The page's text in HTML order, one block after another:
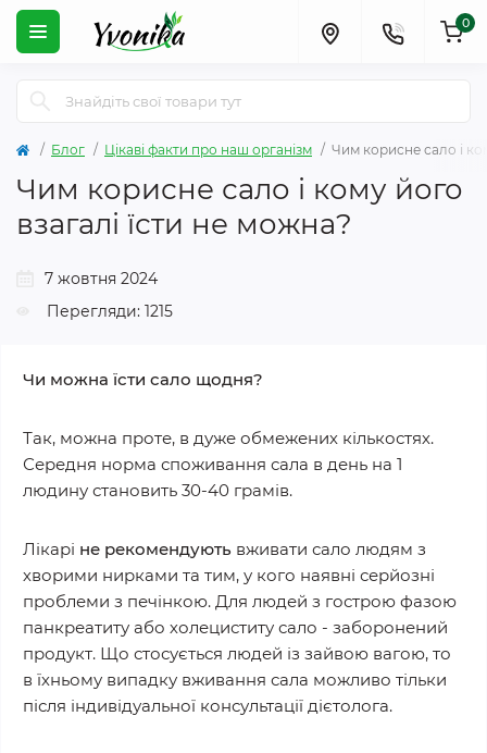
0
Блог Цікаві факти про наш організм Чим корисне сало і
Чим корисне сало і кому його
взагалі їсти не можна?
7 жовтня 2024
Перегляди: 1215
Чи можна їсти сало щодня?
Так, можна проте, в дуже обмежених кількостях.
Середня норма споживання сала в день на 1
людину становить 30-40 грамів.
Лікарі не рекомендують вживати сало людям з
хворими нирками та тим, у кого наявні серйозні
проблеми з печінкою. Для людей з гострою фазою
панкреатиту або холециститу сало - заборонений
продукт. Що стосується людей із зайвою вагою, то
в їхньому випадку вживання сала можливо тільки
після індивідуальної консультації дієтолога.